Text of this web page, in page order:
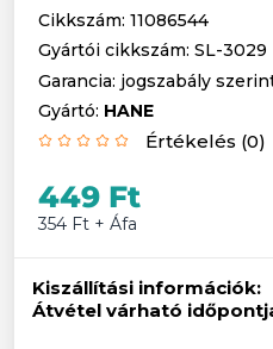
Cikkszám: 11086544
Gyártói cikkszám: SL-3029
Garancia: jogszabály
Gyártó: HANE
Értékelés (0)
449 Ft
354 Ft + Áfa
Kiszállítási információk:
Átvétel várható